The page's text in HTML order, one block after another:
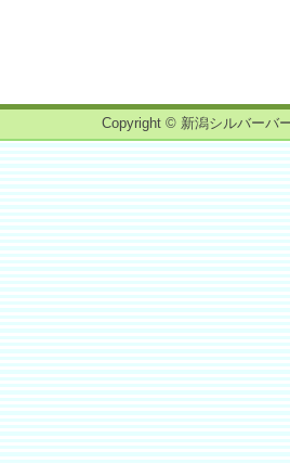
Copyright © 新潟シルバーバ